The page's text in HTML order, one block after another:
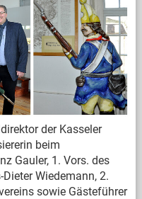
der Kasseler
beim
Gauler, 1. Vors. des
Wiedemann, 2.
sowie Gästeführer